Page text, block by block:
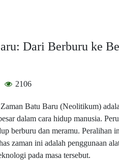
Dari Berburu ke
2106
Zaman Batu Baru (Neolitikum)
dalam cara hidup manusia.
berburu dan meramu. Peralihan
zaman ini adalah penggunaan
pada masa tersebut.